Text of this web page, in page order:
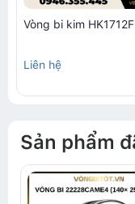
Vòng bi kim
Liên hệ
Sản phẩm